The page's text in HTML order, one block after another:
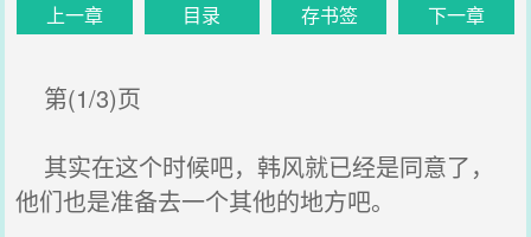
上一章 目录 存书签 下一章
第(1/3)页
其实在这个时候吧，韩风就已经是同意了，
他们也是准备去一个其他的地方吧。